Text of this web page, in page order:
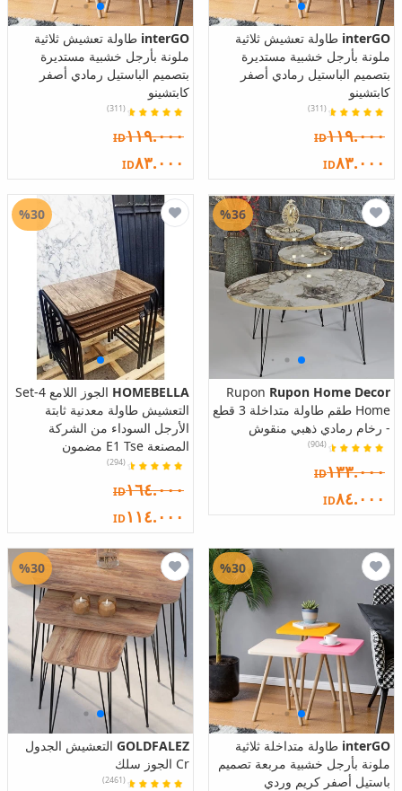
interGO طاولة تعشيش ثلاثية
ملونة بأرجل خشبية مستديرة
بتصميم الباستيل رمادي أصفر
كابتشينو
(311)
ID١١٩.٠٠٠
ID٨٣.٠٠٠
interGO طاولة تعشيش ثلاثية
ملونة بأرجل خشبية مستديرة
بتصميم الباستيل رمادي أصفر
كابتشينو
(311)
ID١١٩.٠٠٠
ID٨٣.٠٠٠
Rupon Home Decor
Rupon
Home طقم طاولة متداخلة 3 قطع
- رخام رمادي ذهبي منقوش
(904)
ID١٣٣.٠٠٠
ID٨٤.٠٠٠
%36
HOMEBELLA
الجوز اللامع 4-Set
التعشيش طاولة معدنية ثابتة
الأرجل السوداء من الشركة
المصنعة E1 Tse مضمون
(294)
ID١٦٤.٠٠٠
ID١١٤.٠٠٠
%30
interGO طاولة متداخلة ثلاثية
ملونة بأرجل خشبية مربعة تصميم
باستيل أصفر كريم وردي
%30
GOLDFALEZ التعشيش الجدول
Cr الجوز سلك
(2461)
%30